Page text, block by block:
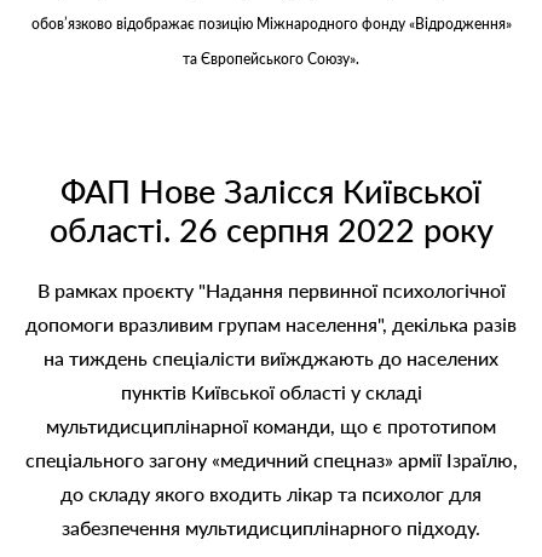
обов’язково відображає позицію Міжнародного фонду «Відродження»
та Європейського Союзу».
ФАП Нове Залісся Київської
області. 26 серпня 2022 року
В рамках проєкту "Надання первинної психологічної
допомоги вразливим групам населення", декілька разів
на тиждень спеціалісти виїжджають до населених
пунктів Київської області у складі
мультидисциплінарної команди, що є прототипом
спеціального загону «медичний спецназ» армії Ізраїлю,
до складу якого входить лікар та психолог для
забезпечення мультидисциплінарного підходу.